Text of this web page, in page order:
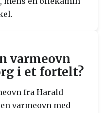
varmeovn
i et fortelt?
fra Harald
varmeovn med